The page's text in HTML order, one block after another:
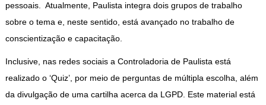
pessoais. Atualmente, Paulista integra dois grupos de trabalho
sobre o tema e, neste sentido, está avançado no trabalho de
conscientização e capacitação.
Inclusive, nas redes sociais a Controladoria de Paulista está
realizado o ‘Quiz’, por meio de perguntas de múltipla escolha, além
da divulgação de uma cartilha acerca da LGPD. Este material está